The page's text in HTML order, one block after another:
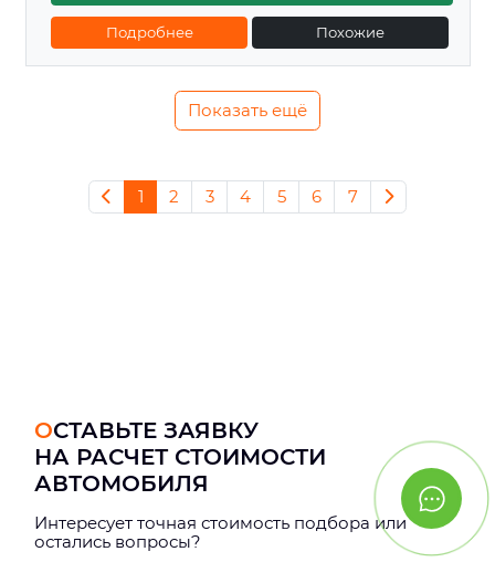
Подробнее Похожие
Показать ещё
1 2 3 4 5 6 7
ОСТАВЬТЕ ЗАЯВКУ
НА РАСЧЕТ СТОИМОСТИ
АВТОМОБИЛЯ
Интерeсует точная стоимость подбора или
остались вопросы?